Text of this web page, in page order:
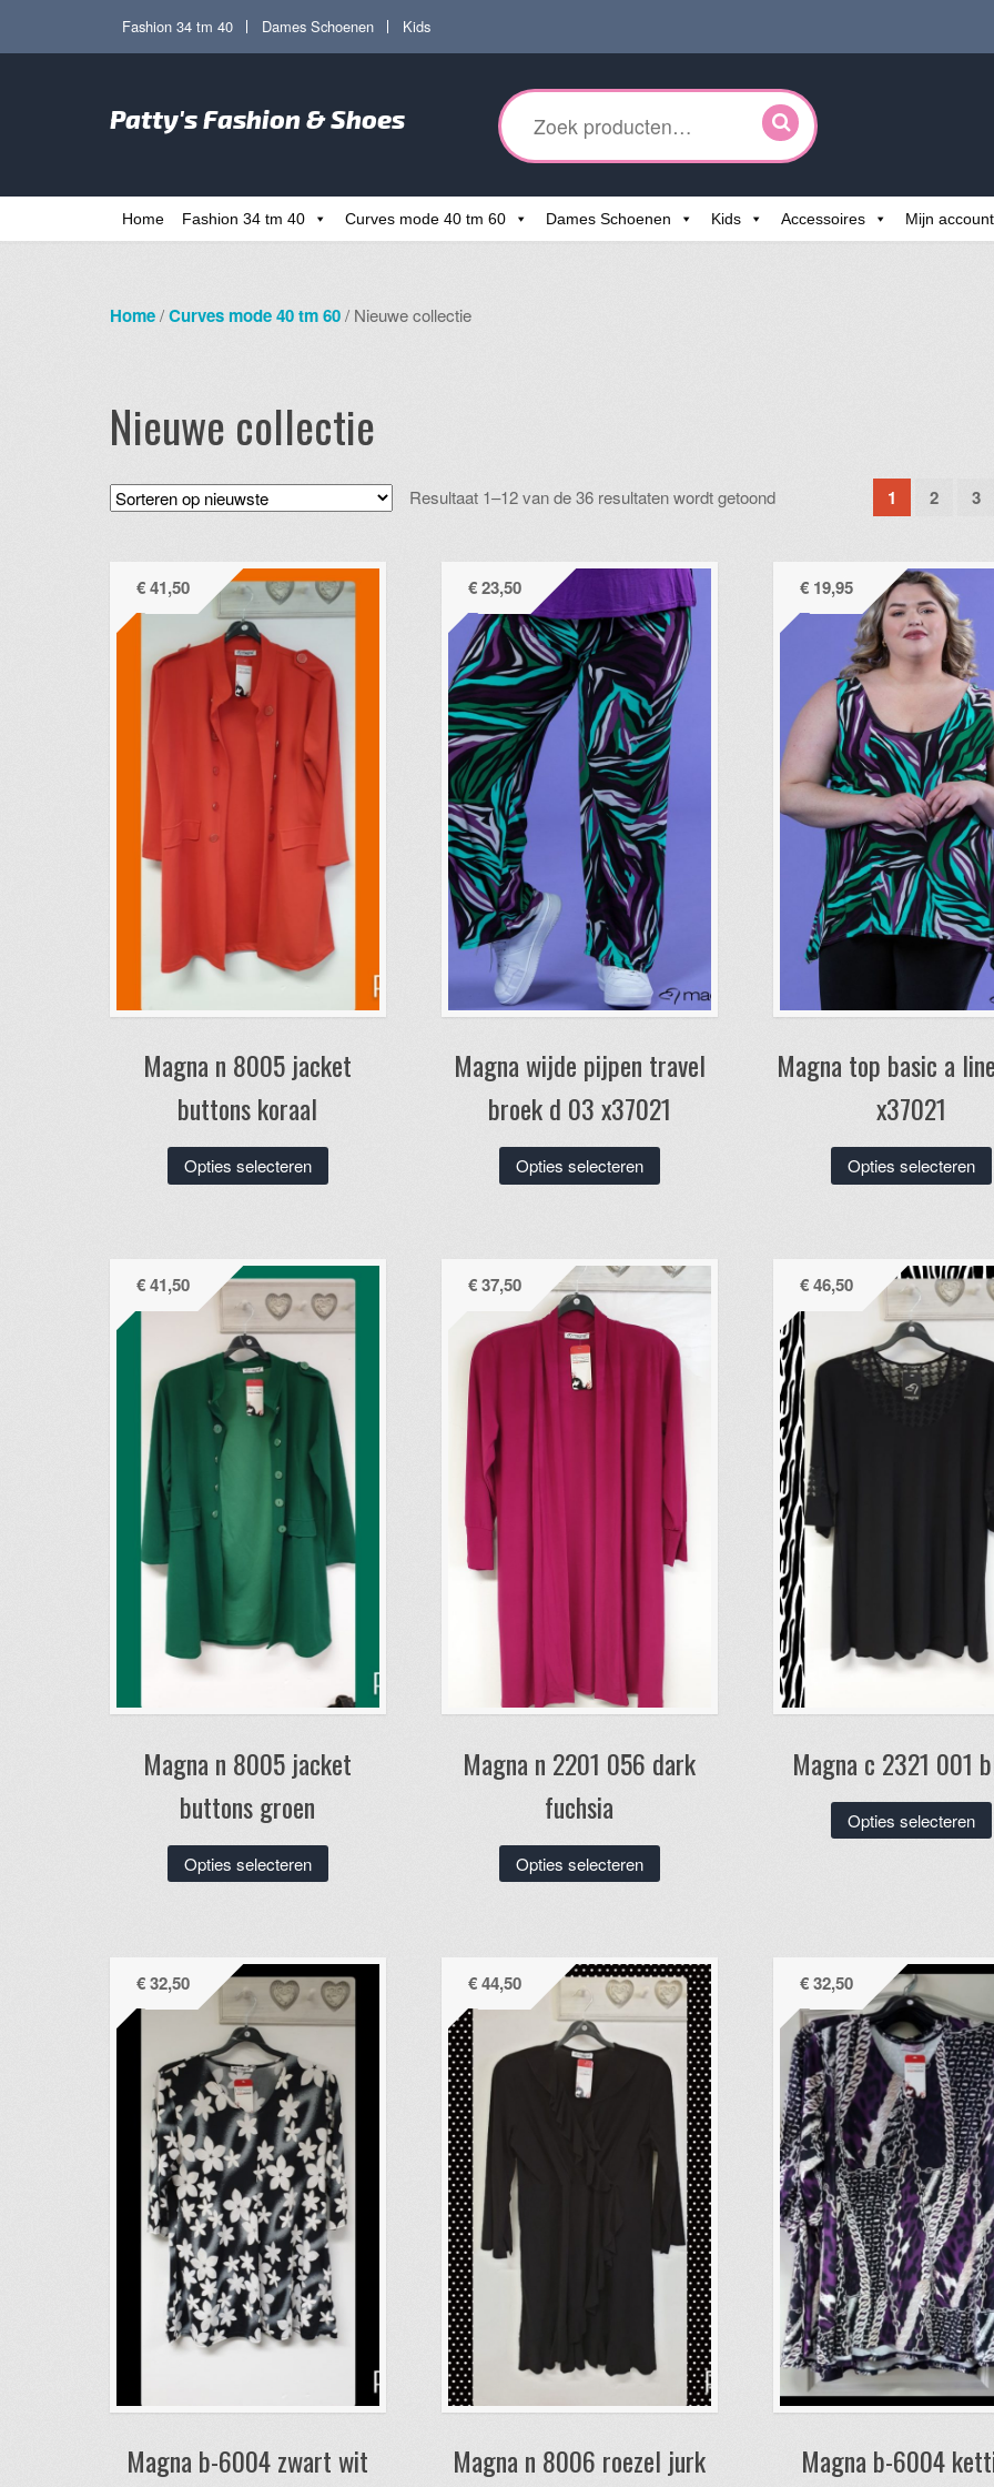
Ga
navigatie
Ga
de
inhoud
Fashion 34 tm 40 Dames Schoenen Kids
Patty's Fashion & Shoes
Zoeken
naar:
Home Fashion 34 tm 40 Curves mode 40 tm 60 Dames Schoenen Kids Accessoires Mijn account
Home/Curves mode 40 tm 60/ Nieuwe collectie
Nieuwe collectie
Resultaat 1–12 van de 36 resultaten wordt getoondGesorteerd
1 2 3
Magna n 8005 jacket
buttons koraal
€41,50
Opties selecteren
product
variaties.
Deze
optie
gekozen
worden
op
de
productpagina
Magna wijde pijpen travel
broek d 03 x37021
€23,50
Opties selecteren
product
variaties.
Deze
kan
gekozen
worden
op
productpagina
Magna top basic a
x37021
€ 19,95
Opties selecteren
Magna n 8005 jacket
buttons groen
€41,50
Opties selecteren
product
variaties.
Deze
optie
gekozen
worden
op
de
productpagina
Magna n 2201 056 dark
fuchsia
€37,50
Opties selecteren
product
variaties.
Deze
optie
gekozen
worden
op
de
productpagina
Magna c 2321 001
€46,50
Opties selecteren
Magna b-6004 zwart wit
€32,50
Magna n 8006 roezel jurk
€44,50
Magna b-6004
€32,50